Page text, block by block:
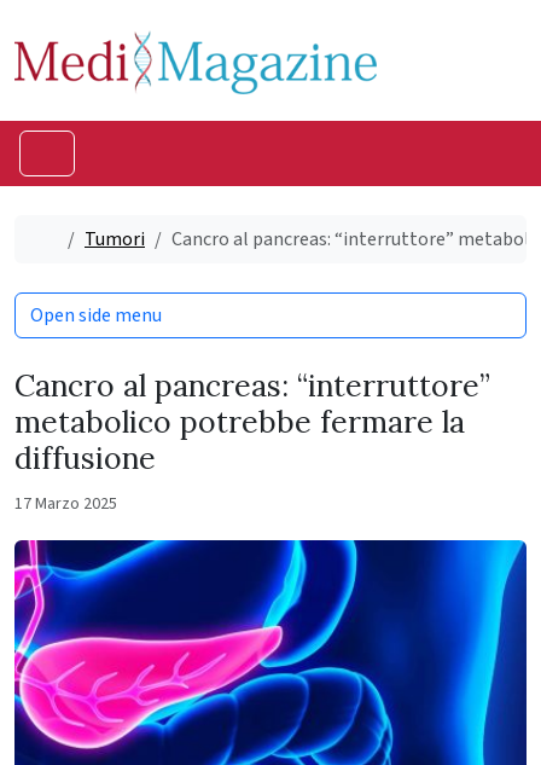
HomeTumori Cancro al pancreas: “interruttore”
Cancro al pancreas: “interruttore”
metabolico potrebbe fermare la
diffusione
17 Marzo 2025
Open side menu